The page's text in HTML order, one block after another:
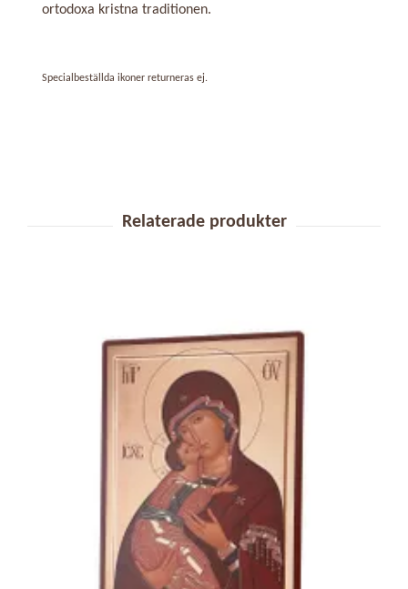
ortodoxa kristna traditionen.
Specialbeställda ikoner returneras ej.